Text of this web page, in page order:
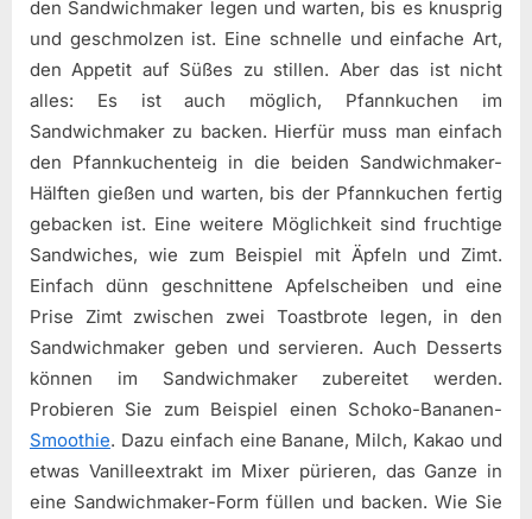
den Sandwichmaker legen und warten, bis es knusprig
und geschmolzen ist. Eine schnelle und einfache Art,
den Appetit auf Süßes zu stillen. Aber das ist nicht
alles: Es ist auch möglich, Pfannkuchen im
Sandwichmaker zu backen. Hierfür muss man einfach
den Pfannkuchenteig in die beiden Sandwichmaker-
Hälften gießen und warten, bis der Pfannkuchen fertig
gebacken ist. Eine weitere Möglichkeit sind fruchtige
Sandwiches, wie zum Beispiel mit Äpfeln und Zimt.
Einfach dünn geschnittene Apfelscheiben und eine
Prise Zimt zwischen zwei Toastbrote legen, in den
Sandwichmaker geben und servieren. Auch Desserts
können im Sandwichmaker zubereitet werden.
Probieren Sie zum Beispiel einen Schoko-Bananen-
Smoothie. Dazu einfach eine Banane, Milch, Kakao und
etwas Vanilleextrakt im Mixer pürieren, das Ganze in
eine Sandwichmaker-Form füllen und backen. Wie Sie